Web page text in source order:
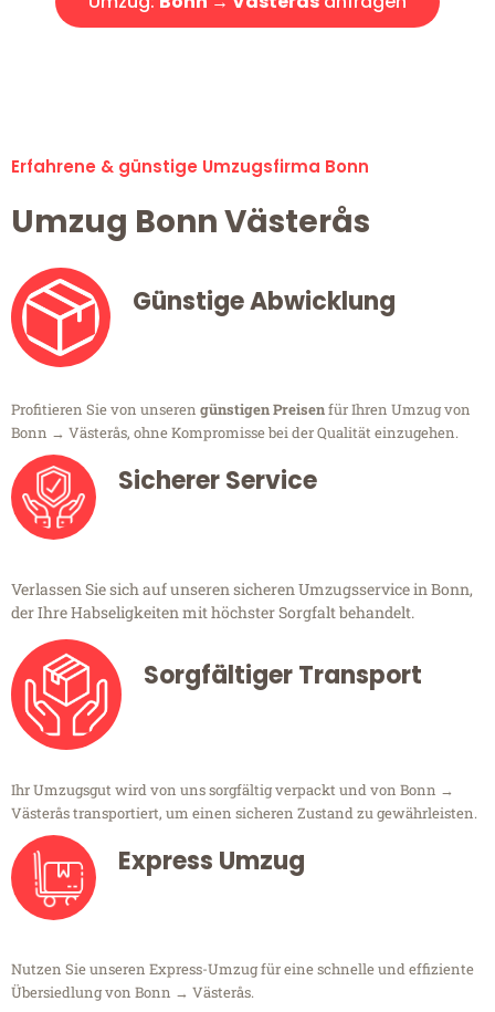
Erfahrene & günstige Umzugsfirma Bonn
Umzug Bonn Västerås
Günstige Abwicklung
Profitieren Sie von unseren günstigen Preisenfür Ihren Umzug von
Bonn → Västerås, ohne Kompromisse bei der Qualität einzugehen.
Sicherer Service
Verlassen Sie sich auf unseren sicheren Umzugsservice in Bonn,
der Ihre Habseligkeiten mit höchster Sorgfalt behandelt.
Sorgfältiger Transport
Ihr Umzugsgut wird von uns sorgfältig verpackt und von Bonn →
Västerås transportiert, um einen sicheren Zustand zu gewährleisten.
Express Umzug
Nutzen Sie unseren Express-Umzug für eine schnelle und effiziente
Übersiedlung von Bonn → Västerås.